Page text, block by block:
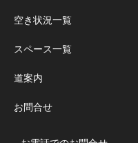
空き状況一覧
スペース一覧
道案内
お問合せ